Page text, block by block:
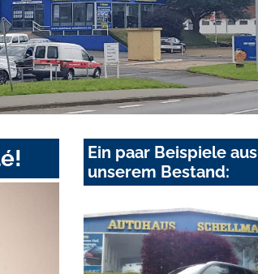
Ein paar Beispiele aus
unserem Bestand: